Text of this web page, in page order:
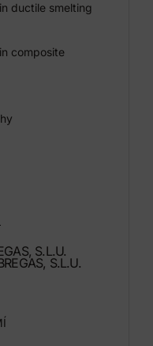
ductile smelting
composite
S.L.U.
S.L.U.